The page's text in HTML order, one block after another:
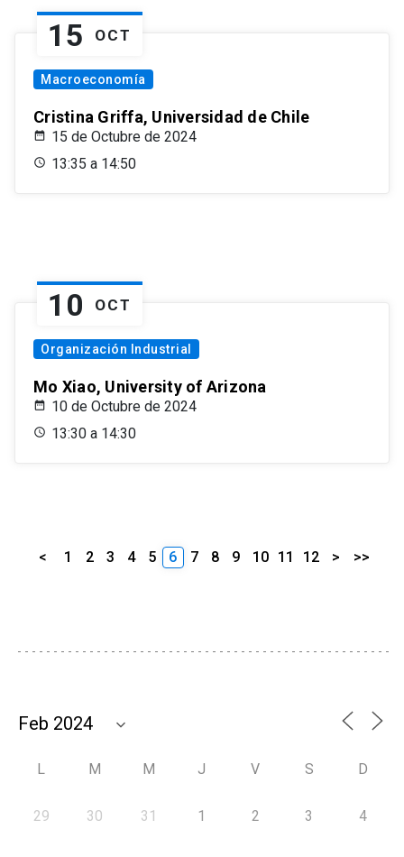
15 OCT
Macroeconomía
Cristina Griffa, Universidad de Chile
15 de Octubre de 2024
13:35 a 14:50
10 OCT
Organización Industrial
Mo Xiao, University of Arizona
10 de Octubre de 2024
13:30 a 14:30
< 1 2 3 4 5 6 7 8 9 10 11 12 > >>
L M M J V S D
29 30 31 1 2 3 4